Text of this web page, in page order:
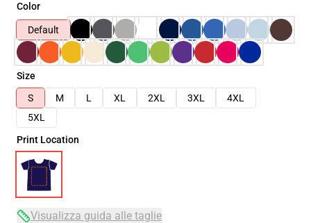
Color
Default
Size
S
M L XL 2XL 3XL
4XL
5XL
Print Location
Visualizza guida alle taglie